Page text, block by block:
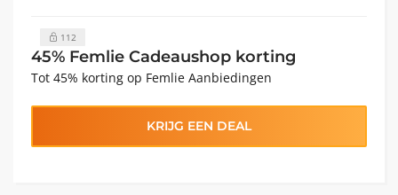
112
45% Femlie Cadeaushop korting
Tot 45% korting op Femlie Aanbiedingen
KRIJG EEN DEAL